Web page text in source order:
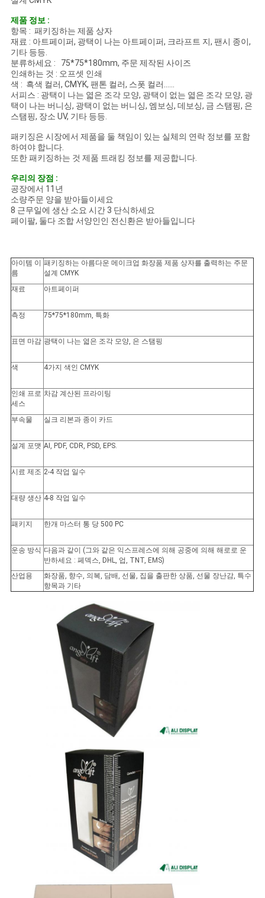
청
하
다
사
이
트
맵
PRIVACY
제품 정보 :
항목 : 패키징하는 제품 상자
재료 : 아트페이퍼, 광택이 나는 아트페이퍼, 크라프트 지, 팬시 종이,
기타 등등.
분류하세요 : 75*75*180mm, 주문 제작된 사이즈
인쇄하는 것 : 오프셋 인쇄
색 : 흑색 컬러, CMYK, 팬톤 컬러, 스폿 컬러......
서피스 : 광택이 나는 엷은 조각 모양, 광택이 없는 엷은 조각 모양, 광
택이 나는 버니싱, 광택이 없는 버니싱, 엠보싱, 데보싱, 금 스탬핑, 은
스탬핑, 장소 UV, 기타 등등.
패키징은 시장에서 제품을 둘 책임이 있는 실체의 연락 정보를 포함
하여야 합니다.
또한 패키징하는 것 제품 트래킹 정보를 제공합니다.
우리의 장점 :
공장에서 11년
소량주문 양을 받아들이세요
8 근무일에 생산 소요 시간 3 단식하세요
페이팔, 둘다 조합 서양인인 전신환은 받아들입니다
아이템 이
름
패키징하는 아름다운 메이크업 화장품 제품 상자를 출력하는 주문
설계 CMYK
재료
아트페이퍼
측정 75*75*180mm, 특화
표면 마감 광택이 나는 엷은 조각 모양, 은 스탬핑
색 4가지 색인 CMYK
인쇄 프로
세스
차감 계산된 프라이팅
부속물 실크 리본과 종이 카드
설계 포맷 AI, PDF, CDR, PSD, EPS.
시료 제조 2-4 작업 일수
대량 생산 4-8 작업 일수
패키지 한개 마스터 통 당 500 PC
운송 방식 다음과 같이 (그와 같은 익스프레스에 의해 공중에 의해 해로로 운
반하세요 : 페덱스, DHL, 업, TNT, EMS)
산업용
화장품, 향수, 의복, 담배, 선물, 집을 출판한 상품, 선물 장난감, 특수
항목과 기타